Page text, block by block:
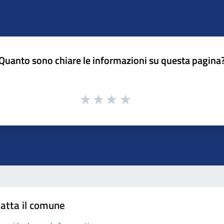
sono chiare le informazioni su questa
il comune